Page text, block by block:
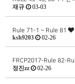
재규 03-03
Rule 71-1 ~ Rule 81
ksh9203 02-26
FRCP2017-Rule 82-
정진zz 02-26